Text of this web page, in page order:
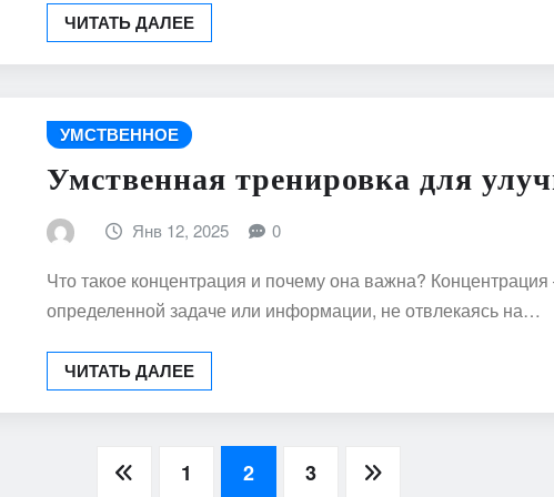
ЧИТАТЬ ДАЛЕЕ
УМСТВЕННОЕ
Умственная тренировка для
Янв 12, 2025 0
Что такое концентрация и почему она важна?
определенной задаче или информации, не отвлекаясь на…
ЧИТАТЬ ДАЛЕЕ
1 2 3